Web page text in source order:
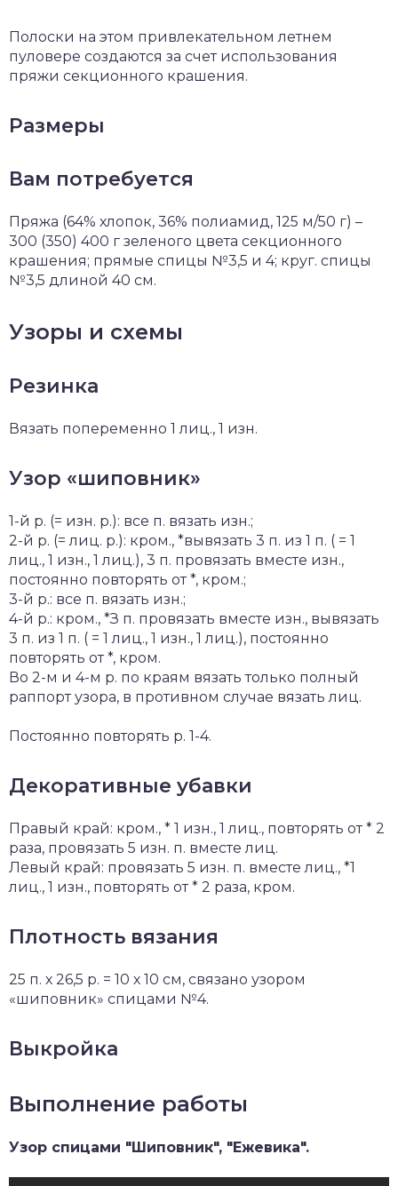
Полоски на этом привлекательном летнем
пуловере создаются за счет использования
пряжи секционного крашения.
Размеры
Вам потребуется
Пряжа (64% хлопок, 36% полиамид, 125 м/50 г) –
300 (350) 400 г зеленого цвета секционного
крашения; прямые спицы №3,5 и 4; круг. спицы
№3,5 длиной 40 см.
Узоры и схемы
Резинка
Вязать попеременно 1 лиц., 1 изн.
Узор «шиповник»
1-й р. (= изн. р.): все п. вязать изн.;
2-й р. (= лиц. р.): кром., *вывязать 3 п. из 1 п. ( = 1
лиц., 1 изн., 1 лиц.), 3 п. провязать вместе изн.,
постоянно повторять от *, кром.;
3-й р.: все п. вязать изн.;
4-й р.: кром., *З п. провязать вместе изн., вывязать
3 п. из 1 п. ( = 1 лиц., 1 изн., 1 лиц.), постоянно
повторять от *, кром.
Во 2-м и 4-м р. по краям вязать только полный
раппорт узора, в противном случае вязать лиц.
Постоянно повторять р. 1-4.
Декоративные убавки
Правый край: кром., * 1 изн., 1 лиц., повторять от * 2
раза, провязать 5 изн. п. вместе лиц.
Левый край: провязать 5 изн. п. вместе лиц., *1
лиц., 1 изн., повторять от * 2 раза, кром.
Плотность вязания
25 п. х 26,5 р. = 10 х 10 см, связано узором
«шиповник» спицами №4.
Выкройка
Выполнение работы
Узор спицами "Шиповник", "Ежевика".